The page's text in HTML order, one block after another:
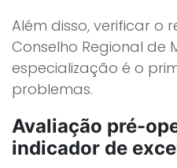
Além disso, verificar o
Conselho Regional de
especialização é o
problemas.
Avaliação pré-
indicador de